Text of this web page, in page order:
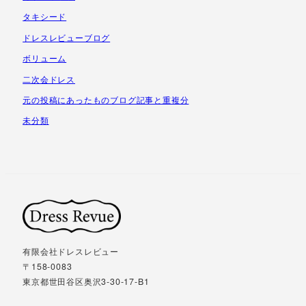
タキシード
ドレスレビューブログ
ボリューム
二次会ドレス
元の投稿にあったものブログ記事と重複分
未分類
有限会社ドレスレビュー
〒158-0083
東京都世田谷区奥沢3-30-17-B1